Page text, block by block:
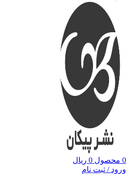
0 محصول 0 ریال
ورود / ثبت نام